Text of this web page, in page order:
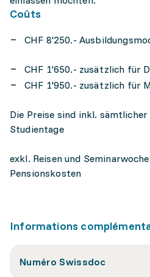
Coûts
CHF 8'250.-
CHF 1'650.- zusätzlich für
CHF 1'950.- zusätzlich für
Die Preise sind inkl.
Studientage
exkl. Reisen und
Pensionskosten
Informations
Numéro Swissdoc